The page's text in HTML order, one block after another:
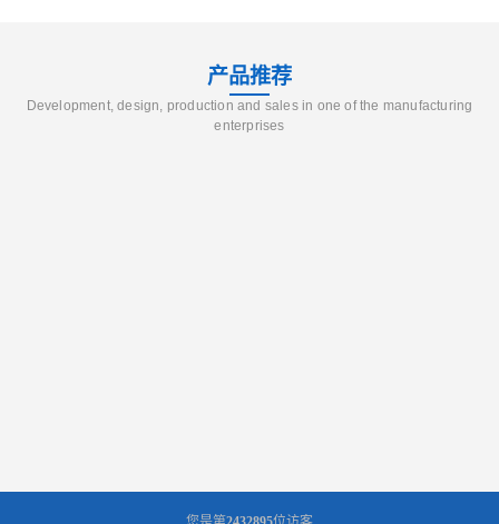
产品推荐
Development, design, production and sales in one of the manufacturing
enterprises